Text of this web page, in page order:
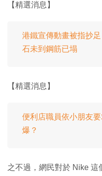
【精選消息】
港鐵宣傳動畫被指抄
石未到鋼筋已塌
【精選消息】
便利店職員依小朋友
爆？
之不過，網民對於 Nike 這